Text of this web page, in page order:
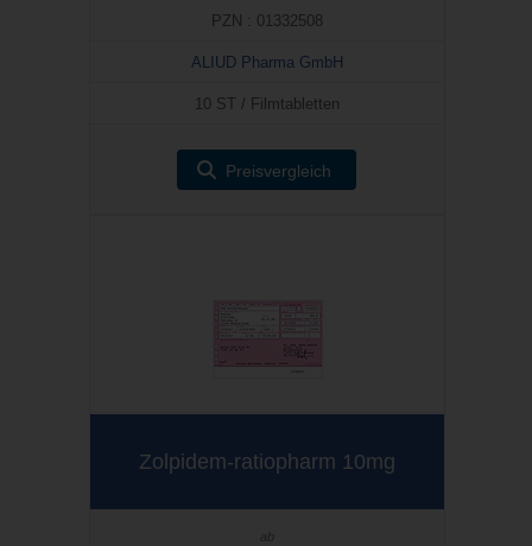
PZN : 01332508
ALIUD Pharma GmbH
10 ST / Filmtabletten
Preisvergleich
Zolpidem-ratiopharm 10mg
ab